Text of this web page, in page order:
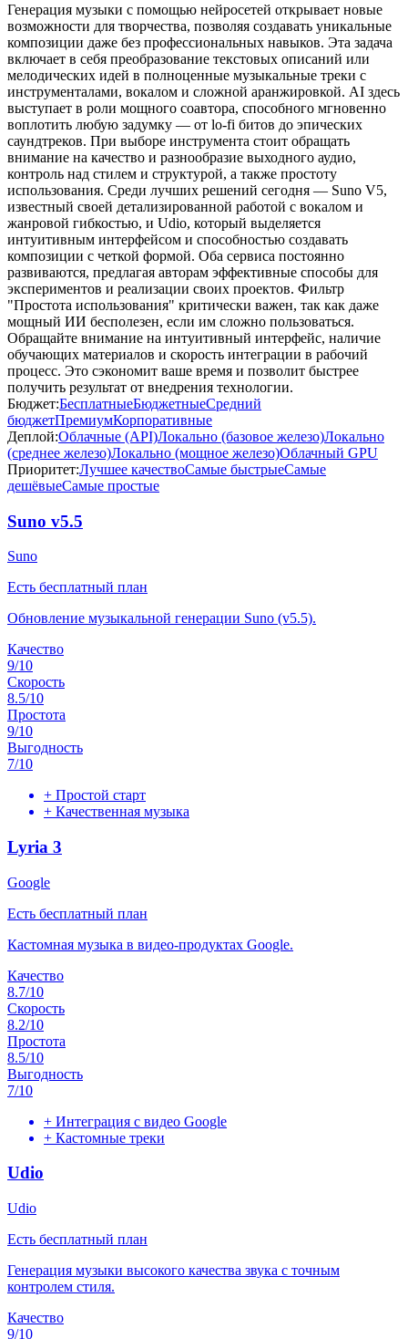
Генерация музыки с помощью нейросетей открывает новые
возможности для творчества, позволяя создавать уникальные
композиции даже без профессиональных навыков. Эта задача
включает в себя преобразование текстовых описаний или
мелодических идей в полноценные музыкальные треки с
инструменталами, вокалом и сложной аранжировкой. AI здесь
выступает в роли мощного соавтора, способного мгновенно
воплотить любую задумку — от lo-fi битов до эпических
саундтреков. При выборе инструмента стоит обращать
внимание на качество и разнообразие выходного аудио,
контроль над стилем и структурой, а также простоту
использования. Среди лучших решений сегодня — Suno V5,
известный своей детализированной работой с вокалом и
жанровой гибкостью, и Udio, который выделяется
интуитивным интерфейсом и способностью создавать
композиции с четкой формой. Оба сервиса постоянно
развиваются, предлагая авторам эффективные способы для
экспериментов и реализации своих проектов. Фильтр
"Простота использования" критически важен, так как даже
мощный ИИ бесполезен, если им сложно пользоваться.
Обращайте внимание на интуитивный интерфейс, наличие
обучающих материалов и скорость интеграции в рабочий
процесс. Это сэкономит ваше время и позволит быстрее
получить результат от внедрения технологии.
Бюджет:БесплатныеБюджетныеСредний
бюджетПремиумКорпоративные
Деплой:Облачные (API)Локально (базовое железо)Локально
(среднее железо)Локально (мощное железо)Облачный GPU
Приоритет:Лучшее качествоСамые быстрыеСамые
дешёвыеСамые простые
Suno v5.5
Suno
Есть бесплатный план
Обновление музыкальной генерации Suno (v5.5).
Качество
9/10
Скорость
8.5/10
Простота
9/10
Выгодность
7/10
+ Простой старт
+ Качественная музыка
Lyria 3
Google
Есть бесплатный план
Кастомная музыка в видео-продуктах Google.
Качество
8.7/10
Скорость
8.2/10
Простота
8.5/10
Выгодность
7/10
+ Интеграция с видео Google
+ Кастомные треки
Udio
Udio
Есть бесплатный план
Генерация музыки высокого качества звука с точным
контролем стиля.
Качество
9/10